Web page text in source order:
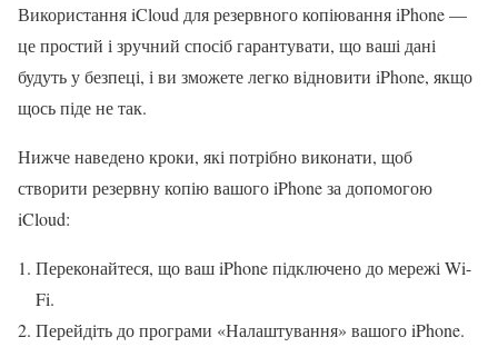
Використання iCloud для резервного копіювання iPhone —
це простий і зручний спосіб гарантувати, що ваші дані
будуть у безпеці, і ви зможете легко відновити iPhone, якщо
щось піде не так.
Нижче наведено кроки, які потрібно виконати, щоб
створити резервну копію вашого iPhone за допомогою
iCloud:
Переконайтеся, що ваш iPhone підключено до мережі Wi-
Fi.
Перейдіть до програми «Налаштування» вашого iPhone.